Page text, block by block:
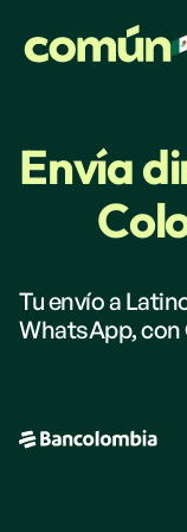
Envía
Co|
Tu envío a
WhatsApp, con